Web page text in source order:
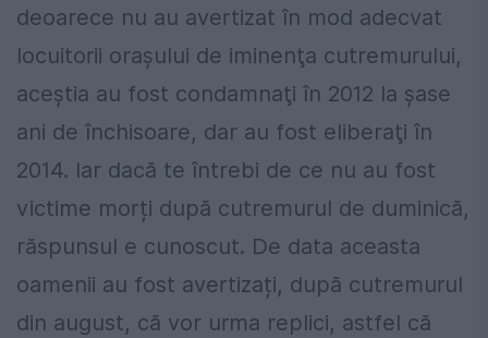
deoarece nu au avertizat în mod adecvat
locuitorii oraşului de iminenţa cutremurului,
aceştia au fost condamnaţi în 2012 la şase
ani de închisoare, dar au fost eliberaţi în
2014. Iar dacă te întrebi de ce nu au fost
victime morți după cutremurul de duminică,
răspunsul e cunoscut. De data aceasta
oamenii au fost avertizați, după cutremurul
din august, că vor urma replici, astfel că